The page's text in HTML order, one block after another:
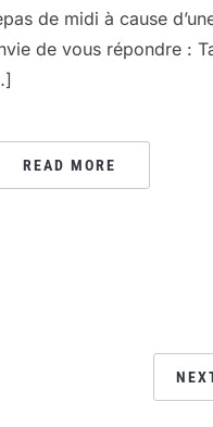
de midi à cause
de vous répondre :
READ MORE